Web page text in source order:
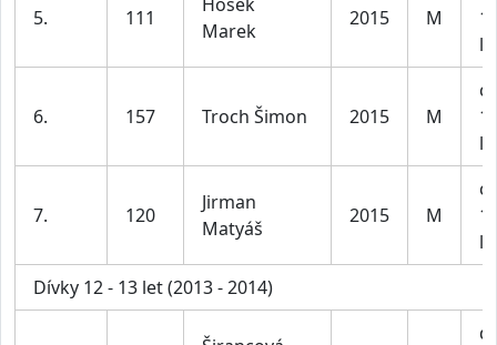
5. 111
Marek
2015 M
6. 157 Troch Šimon 2015 M
7. 120
Jirman
Matyáš
2015 M
Dívky 12 - 13 let (2013 - 2014)